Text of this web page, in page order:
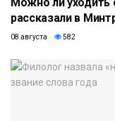
рассказали в
08 августа 582